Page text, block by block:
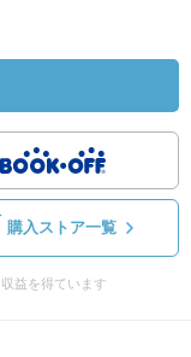
購入ストア一覧
益を得ています